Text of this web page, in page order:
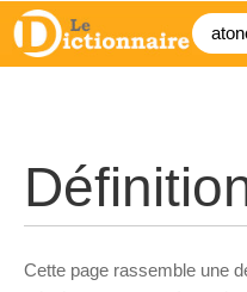
Cette page rassemble une